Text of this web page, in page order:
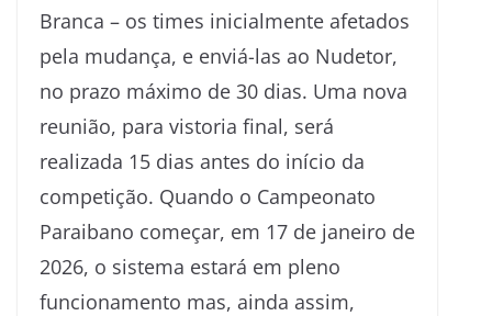
Branca – os times inicialmente afetados
pela mudança, e enviá-las ao Nudetor,
no prazo máximo de 30 dias. Uma nova
reunião, para vistoria final, será
realizada 15 dias antes do início da
competição. Quando o Campeonato
Paraibano começar, em 17 de janeiro de
2026, o sistema estará em pleno
funcionamento mas, ainda assim,